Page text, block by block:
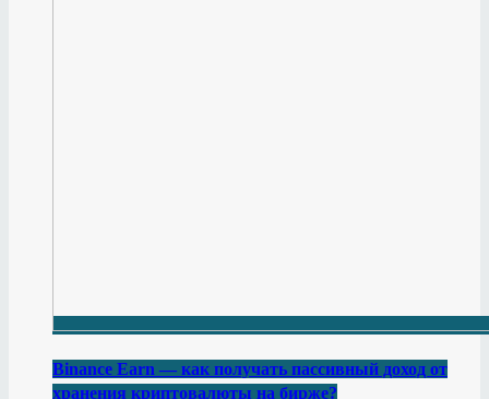
Binance Earn — как получать пассивный доход от
хранения криптовалюты на бирже?